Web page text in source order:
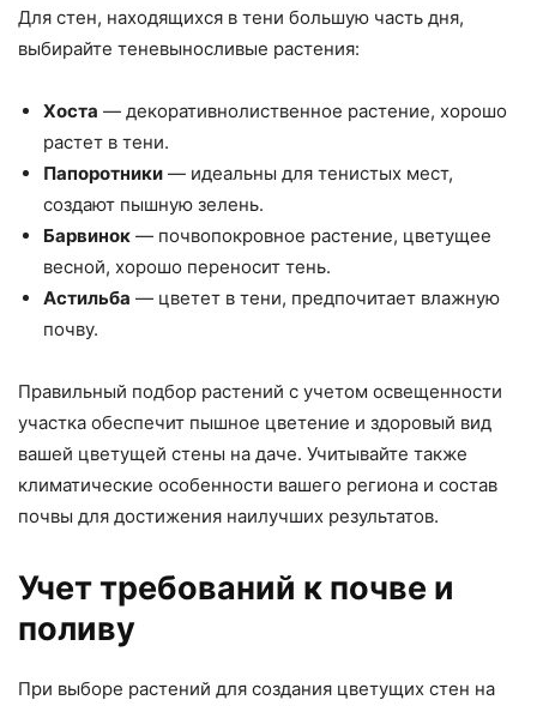
Для стен, находящихся в тени большую часть дня,
выбирайте теневыносливые растения:
Хоста — декоративнолиственное растение, хорошо
растет в тени.
Папоротники — идеальны для тенистых мест,
создают пышную зелень.
Барвинок — почвопокровное растение, цветущее
весной, хорошо переносит тень.
Астильба — цветет в тени, предпочитает влажную
почву.
Правильный подбор растений с учетом освещенности
участка обеспечит пышное цветение и здоровый вид
вашей цветущей стены на даче. Учитывайте также
климатические особенности вашего региона и состав
почвы для достижения наилучших результатов.
Учет требований к почве и
поливу
При выборе растений для создания цветущих стен на